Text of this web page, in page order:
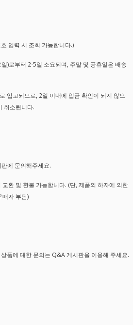
입력 시 조회 가능합니다.)
)로부터 2-5일 소요되며, 주말 및 공휴일은 배송
입고되므로, 2일 이내에 입금 확인이 되지 않으
취소됩니다.
에 문의해주세요.
환 및 환불 가능합니다. (단, 제품의 하자에 의한
매자 부담)
품에 대한 문의는 Q&A 게시판을 이용해 주세요.